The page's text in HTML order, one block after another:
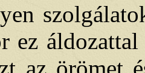
ez
az örömet